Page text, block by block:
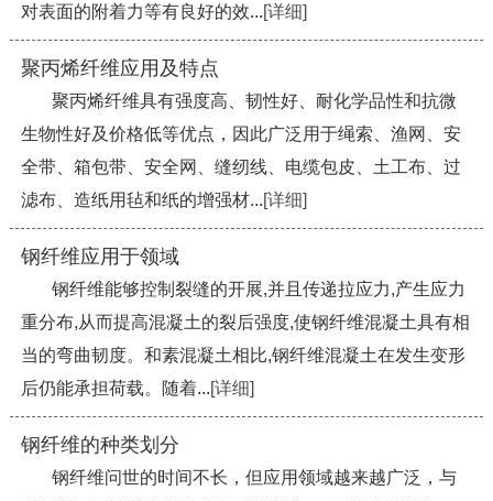
对表面的附着力等有良好的效...[详细]
聚丙烯纤维应用及特点
聚丙烯纤维具有强度高、韧性好、耐化学品性和抗微
生物性好及价格低等优点，因此广泛用于绳索、渔网、安
全带、箱包带、安全网、缝纫线、电缆包皮、土工布、过
滤布、造纸用毡和纸的增强材...[详细]
钢纤维应用于领域
钢纤维能够控制裂缝的开展,并且传递拉应力,产生应力
重分布,从而提高混凝土的裂后强度,使钢纤维混凝土具有相
当的弯曲韧度。和素混凝土相比,钢纤维混凝土在发生变形
后仍能承担荷载。随着...[详细]
钢纤维的种类划分
钢纤维问世的时间不长，但应用领域越来越广泛，与